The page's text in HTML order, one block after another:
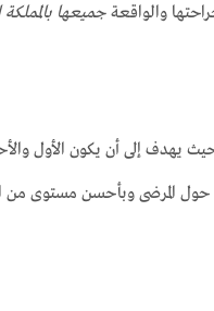
والواقعةجميعها
يهدف إلى أن يكون الأول
حول المرضى وبأحسن مستوى من